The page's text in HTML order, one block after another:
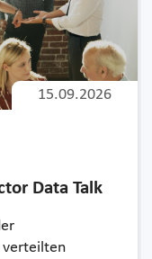
15.09.2026
Data Talk
verteilten